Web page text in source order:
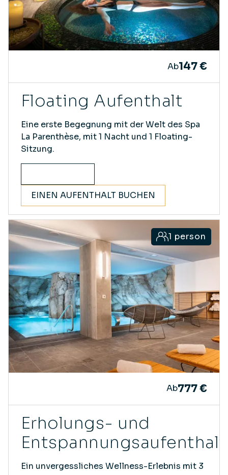
Ab147 €
Floating Aufenthalt
Eine erste Begegnung mit der Welt des Spa
La Parenthèse, mit 1 Nacht und 1 Floating-
Sitzung.
EINEN AUFENTHALT BUCHEN
1 person
Ab777 €
Erholungs- und
Entspannungsaufenthalt
Ein unvergessliches Wellness-Erlebnis mit 3